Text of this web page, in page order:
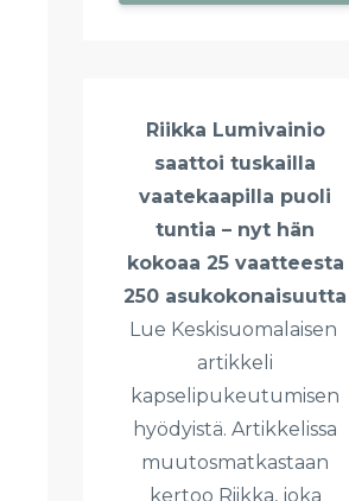
Riikka Lumivainio
saattoi tuskailla
vaatekaapilla puoli
tuntia – nyt hän
kokoaa 25 vaatteesta
250 asukokonaisuutta
Lue Keskisuomalaisen
artikkeli
kapselipukeutumisen
hyödyistä. Artikkelissa
muutosmatkastaan
kertoo Riikka, joka